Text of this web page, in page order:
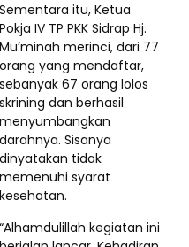
Sementara itu, Ketua
Pokja IV TP PKK Sidrap Hj.
Mu’minah merinci, dari 77
orang yang mendaftar,
sebanyak 67 orang lolos
skrining dan berhasil
menyumbangkan
darahnya. Sisanya
dinyatakan tidak
memenuhi syarat
kesehatan.
“Alhamdulillah kegiatan ini